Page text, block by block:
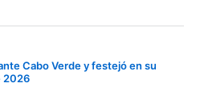
Cabo Verde y festejó en su
2026